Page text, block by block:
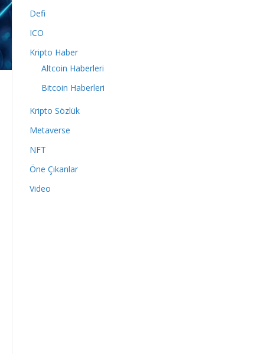
Defi
ICO
Kripto Haber
Altcoin Haberleri
Bitcoin Haberleri
Kripto Sözlük
Metaverse
NFT
Öne Çıkanlar
Video